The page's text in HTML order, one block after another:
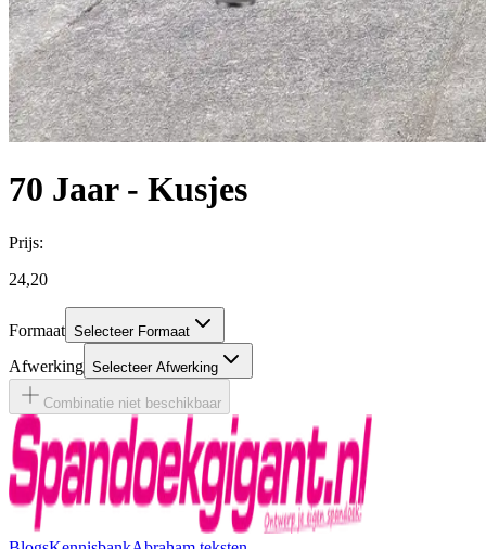
70 Jaar - Kusjes
Prijs:
24,20
Formaat Selecteer Formaat
Afwerking Selecteer Afwerking
Combinatie niet beschikbaar